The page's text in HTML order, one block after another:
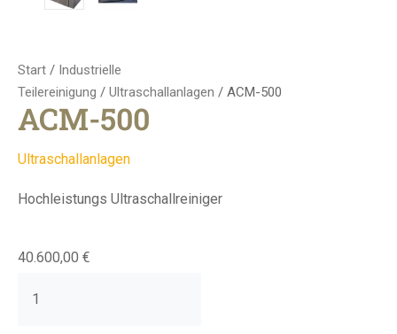
Start / Industrielle
Teilereinigung / Ultraschallanlagen / ACM-500
ACM-500
Ultraschallanlagen
Hochleistungs Ultraschallreiniger
40.600,00 €